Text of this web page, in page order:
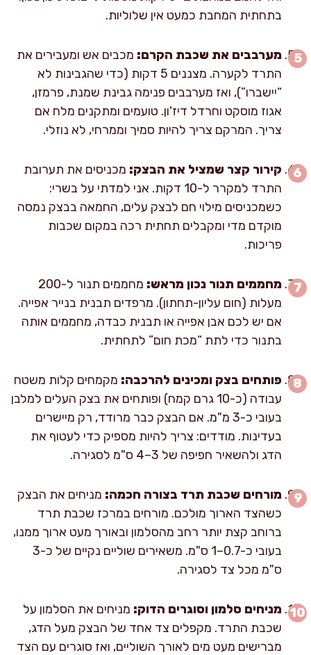
בתחתית המחבת כמעט אין שלוליות.
מערבבים את שכבת הקרם: מכבים אש ומעבירים את
התרד לקערה. מצננים 5 דקות (כדי שהגבינות לא
“יישברו”), ואז מערבבים פנימה גבינת שמנת, פרמזן,
אגוז מוסקט וחרדל דיז'ון. טועמים ומתקנים מלח אם
צריך. המרקם צריך להיות סמיך וממרחי, לא נוזלי.
קירור קצר שמציל את הבצק: מכניסים את תערובת
התרד למקרר ל-10 דקות. אני למדתי על בשרי:
כשמכניסים מילוי חם לבצק עלים, החמאה בבצק נמסה
מוקדם מדי ומקבלים תחתית רכה במקום שכבות
פריכות.
מחממים תנור נכון מראש:
מחממים תנור ל-200
מעלות (חום עליון-תחתון). מרפדים תבנית בנייר אפייה.
אם יש לכם אבן אפייה או תבנית כבדה, מחממים אותה
בתנור כדי לתת “מכת חום” לתחתית.
פותחים בצק ומכינים להרכבה: מקמחים קלות משטח
עבודה (כ-10 גרם קמח) ופותחים את בצק העלים למלבן
בעובי כ-3 מ"מ. אם הבצק כבר מרודד, רק מיישרים
בעדינות. מודדים: צריך להיות מספיק כדי לעטוף את
הדג ולהשאיר חפיפה של 3–4 ס"מ לסגירה.
מורחים שכבת תרד בצורה חכמה: מניחים את הבצק
כשהצד הארוך מולכם. מורחים במרכז שכבת תרד
ברוחב קצת יותר רחב מהסלמון ובאורך מעט ארוך ממנו,
בעובי כ-0.7–1 ס"מ. משאירים שוליים נקיים של כ-3
ס"מ מכל צד לסגירה.
מניחים סלמון וסוגרים הדוק: מניחים את הסלמון על
שכבת התרד. מקפלים צד אחד של הבצק מעל הדג,
מברישים מעט מים לאורך השוליים, ואז סוגרים עם הצד